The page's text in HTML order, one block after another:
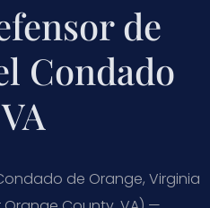
de
Condado
de Orange, Virginia